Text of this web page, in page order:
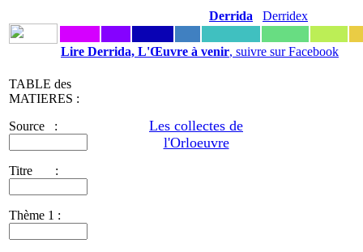
Derrida Derridex
Lire Derrida, L'Œuvre à venir, suivre sur Facebook
TABLE des
MATIERES :
Source :
Titre :
Thème 1 :
Les collectes de
l'Orloeuvre